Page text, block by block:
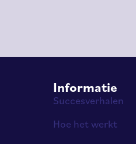
Informatie
Succesverhalen
Hoe het werkt